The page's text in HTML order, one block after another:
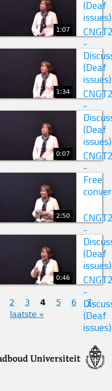
(Deaf
issues)
1:07
-
(Deaf
issues)
1:34
-
(Deaf
issues)
0:07
-
Free
2:50
-
(Deaf
issues)
0:46
-
(Deaf
issues)
2 3 4 5 6
7
laatste »